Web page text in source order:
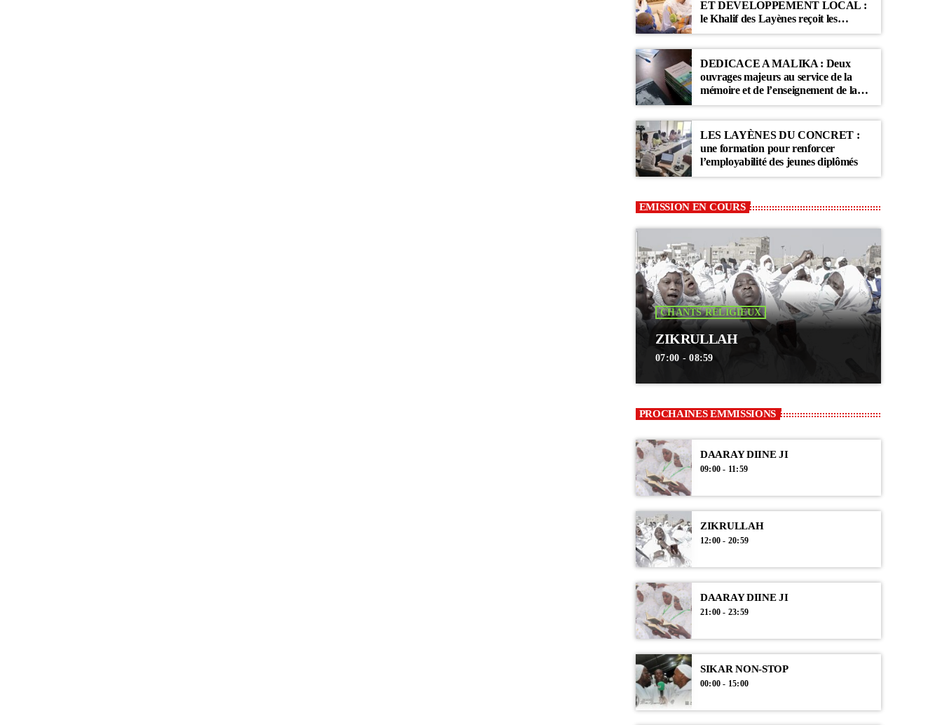
ET DEVELOPPEMENT LOCAL :
le Khalif des Layènes reçoit les
ambassadrices de Belgique et des
Pays-Bas
DEDICACE A MALIKA : Deux
ouvrages majeurs au service de la
mémoire et de l’enseignement de la
Communauté Layène
LES LAYÈNES DU CONCRET :
une formation pour renforcer
l’employabilité des jeunes diplômés
EMISSION EN COURS
CHANTS RELIGIEUX
ZIKRULLAH
07:00 - 08:59
PROCHAINES EMMISSIONS
DAARAY DIINE JI
09:00 - 11:59
ZIKRULLAH
12:00 - 20:59
DAARAY DIINE JI
21:00 - 23:59
SIKAR NON-STOP
00:00 - 15:00